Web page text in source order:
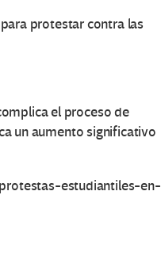
protestar contra las
el proceso de
un aumento significativo
estudiantiles-en-